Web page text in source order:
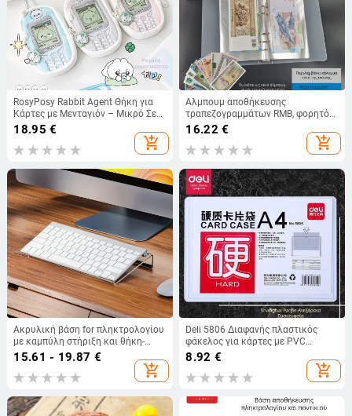
RosyPosy Rabbit Agent Θήκη για
Κάρτες με Μενταγιόν – Μικρό Σετ
Καρτών, Ιδανικό Δώρο σε
Συνεργάτες, Φίλους, Παιδιά,
Συμμαθητές
18.95 €
add_shopping_cart
Αλμπουμ αποθήκευσης
τραπεζογραμμάτων RMB, φορητό
με προστασία έναντι οξείδωσης
16.22 €
add_shopping_cart
Ακρυλική βάση for πληκτρολογίου
με καμπύλη στήριξη και θήκη-
δίσκο για επιτραπέζιο
15.61 - 19.87 €
add_shopping_cart
Deli 5806 Διαφανής πλαστικός
φάκελος για κάρτες με PVC
προστασία αρχείου – Σκληρό
κάλυμμα, Μοντέλο 5806, Πάχος 0.4
mm
8.92 €
add_shopping_cart